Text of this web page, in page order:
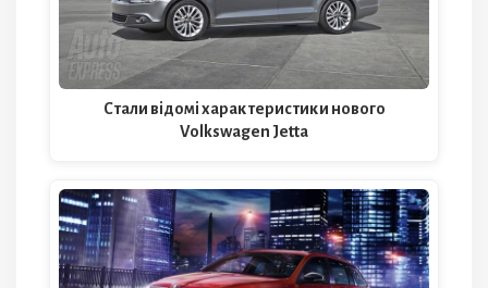
Стали відомі характеристики нового
Volkswagen Jetta